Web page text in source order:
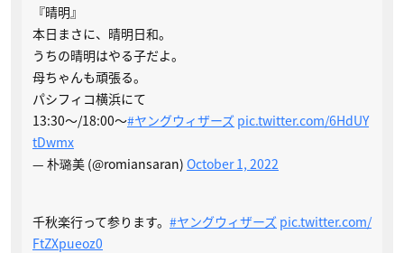
『晴明』
本日まさに、晴明日和。
うちの晴明はやる子だよ。
母ちゃんも頑張る。
パシフィコ横浜にて
13:30〜/18:00〜#ヤングウィザーズ pic.twitter.com/6HdUY
tDwmx
— 朴璐美 (@romiansaran) October 1, 2022
千秋楽行って参ります。 #ヤングウィザーズ pic.twitter.com/
FtZXpueoz0